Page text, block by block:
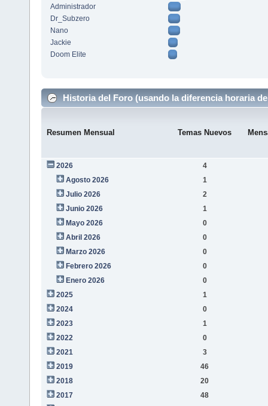
Administrador
Dr_Subzero
Nano
Jackie
Doom Elite
Historia del Foro (usando la diferencia horaria
Resumen Mensual Temas Nuevos
2026
4
Agosto 2026
1
Julio 2026
2
Junio 2026
1
Mayo 2026
0
Abril 2026
0
Marzo 2026
0
Febrero 2026
0
Enero 2026
0
2025
1
2024
0
2023
1
2022
0
2021
3
2019
46
2018
20
2017
48